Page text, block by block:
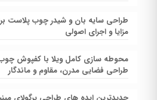
طراحی سایه بان و شیدر چوب پلاست
مزایا و اجرای اصولی
محوطه سازی کامل ویلا با کفپوش
طراحی فضایی مدرن، مقاوم و ماندگار